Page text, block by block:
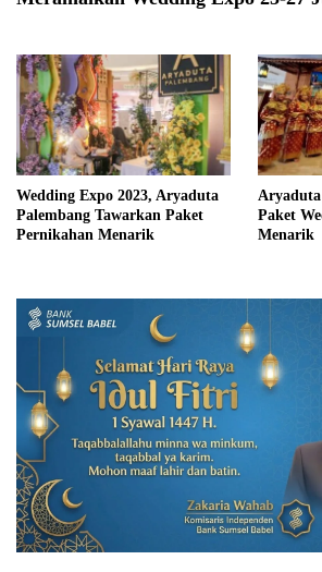
Wedding Expo 2023, Aryaduta
Palembang Tawarkan Paket
Pernikahan Menarik
Paket
Menarik